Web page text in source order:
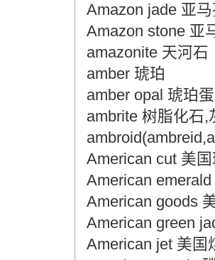
Amazon jade 亚
Amazon stone 亚
amazonite 天河石
amber 琥珀
amber opal 琥珀
ambrite 树脂化石,
American cut 美
American
American goods
American green
American jet 美国